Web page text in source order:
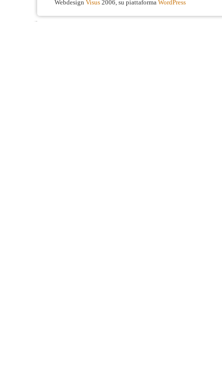
Webdesign Visus 2006, su piattaforma WordPress